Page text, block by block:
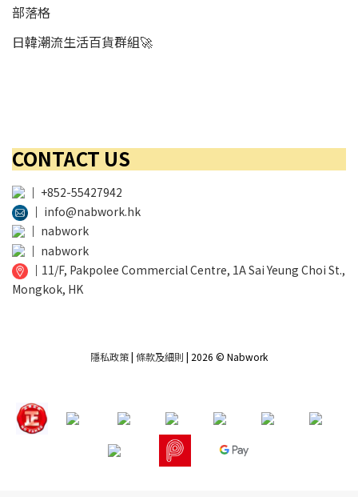
部落格
日韓潮流生活百貨群組🚀
CONTACT US
│ +852-55427942
│ info@nabwork.hk
│ nabwork
│ nabwork
│ 11/F, Pakpolee Commercial Centre, 1A Sai Yeung Choi St.,
Mongkok, HK
隱私政策| 條款及細則 | 2026 © Nabwork